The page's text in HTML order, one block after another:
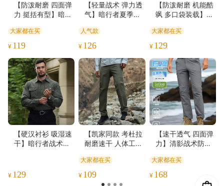
【防泼耐磨 四面弹
力 挺括有型】暗行
术长裤ds（hy）
大家都在买
¥ 119
【轻量战术 弹力透
气】暗行者夏季速
人气款
¥ 126
【防泼耐磨 机能酷
飒 多口袋装载】户
（hy）注意：尺码
偏大，选小一码，
第一张表格，不清
楚尺码的请根据自
身尺寸下单
大家都在买
¥ 129
【硬汉衬衫 吸湿速
干】暗行者战术速
¥ 129
【凯家同款 考杜拉
耐磨速干 人体工学
水速干裤
大家都在买
¥ 109
【速干透气 四面弹
力】清影战术防泼
带）ds（zb）（lg
h）
大家都在买
¥ 168